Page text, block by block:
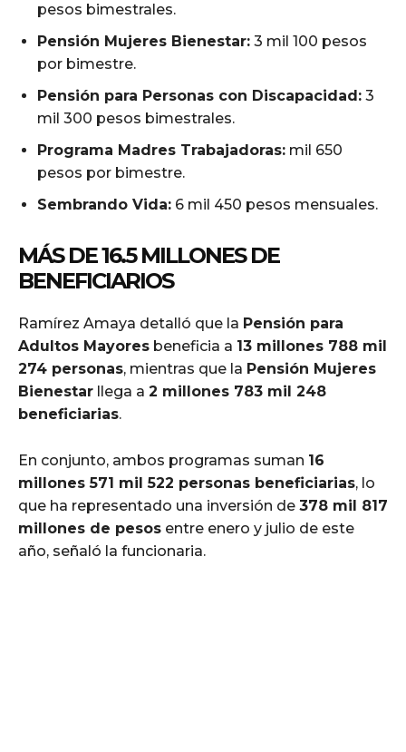
pesos bimestrales.
Pensión Mujeres Bienestar: 3 mil 100 pesos
por bimestre.
Pensión para Personas con Discapacidad: 3
mil 300 pesos bimestrales.
Programa Madres Trabajadoras: mil 650
pesos por bimestre.
Sembrando Vida: 6 mil 450 pesos mensuales.
MÁS DE 16.5 MILLONES DE
BENEFICIARIOS
Ramírez Amaya detalló que la Pensión para
Adultos Mayores beneficia a 13 millones 788 mil
274 personas, mientras que la Pensión Mujeres
Bienestar llega a 2 millones 783 mil 248
beneficiarias.
En conjunto, ambos programas suman 16
millones 571 mil 522 personas beneficiarias, lo
que ha representado una inversión de 378 mil 817
millones de pesos entre enero y julio de este
año, señaló la funcionaria.